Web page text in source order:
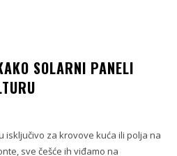
SOLARNI PANELI
isključivo za krovove kuća ili polja na
sve češće ih viđamo na